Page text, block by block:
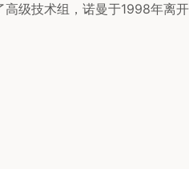
级技术组，诺曼于1998年离